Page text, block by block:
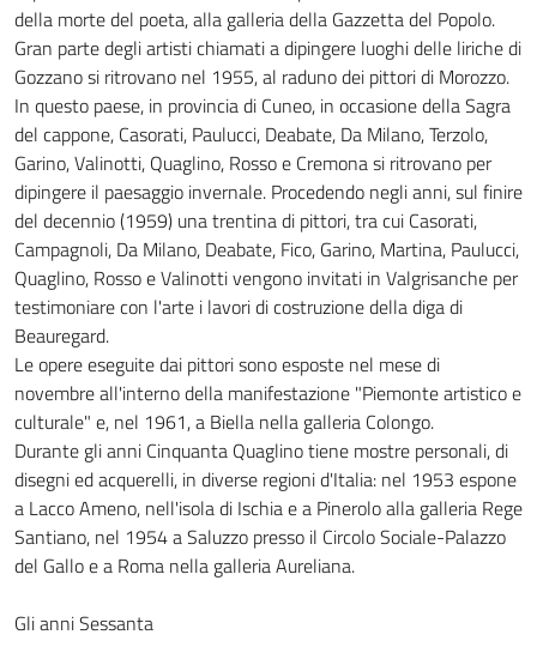
della morte del poeta, alla galleria della Gazzetta del Popolo.
Gran parte degli artisti chiamati a dipingere luoghi delle liriche di
Gozzano si ritrovano nel 1955, al raduno dei pittori di Morozzo.
In questo paese, in provincia di Cuneo, in occasione della Sagra
del cappone, Casorati, Paulucci, Deabate, Da Milano, Terzolo,
Garino, Valinotti, Quaglino, Rosso e Cremona si ritrovano per
dipingere il paesaggio invernale. Procedendo negli anni, sul finire
del decennio (1959) una trentina di pittori, tra cui Casorati,
Campagnoli, Da Milano, Deabate, Fico, Garino, Martina, Paulucci,
Quaglino, Rosso e Valinotti vengono invitati in Valgrisanche per
testimoniare con l'arte i lavori di costruzione della diga di
Beauregard.
Le opere eseguite dai pittori sono esposte nel mese di
novembre all'interno della manifestazione "Piemonte artistico e
culturale" e, nel 1961, a Biella nella galleria Colongo.
Durante gli anni Cinquanta Quaglino tiene mostre personali, di
disegni ed acquerelli, in diverse regioni d'Italia: nel 1953 espone
a Lacco Ameno, nell'isola di Ischia e a Pinerolo alla galleria Rege
Santiano, nel 1954 a Saluzzo presso il Circolo Sociale-Palazzo
del Gallo e a Roma nella galleria Aureliana.
Gli anni Sessanta